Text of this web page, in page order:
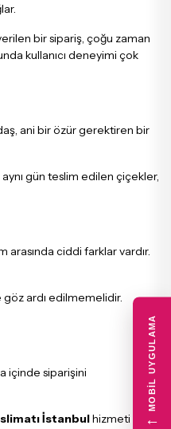
bir sipariş, çoğu zaman
kullanıcı deneyimi çok
ani bir özür gerektiren bir
gün teslim edilen çiçekler,
ciddi farklar vardır.
göz ardı edilmemelidir.
içinde siparişini
İstanbulhizmeti
MOBIL UYGULAMA
←